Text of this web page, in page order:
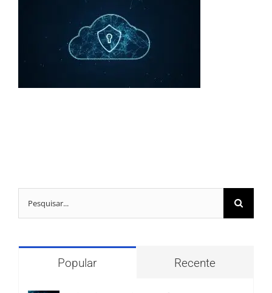
Popular Recente